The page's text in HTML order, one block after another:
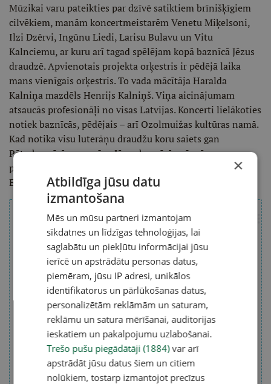
Mūzikai varu pateikties par dzīvē satiktiem brīnišķīgiem
cilvēkiem, manām koncertmeistarēm Venetu Miķelsoni,
Ilzi Dzērvi, Ingūnu Liedi, Larisu Bulavu un Vitu
Kalnciemu, ar kuru arī tagad spēlējam kopā baznīcā Jēzus
draudzē. Apvienotais projekta orķestris ir pēdējā laika
mans vienīgais orķestris. To vada mācītāja Haralda
Kalniņa mazdēls Henrijs Kalniņš. Viņa aicinājumam
atsaucās profesionāļi no visas Latvijas. Koncerti lielākoties
notiek baznīcās, pēdējais – arī Ozolmuižas kultūras namā.
Kad notika visu luterāņu draudžu koru saiets gan
Pēterbaznīcā, gan mūsu Jēzus baznīcā, arī mēs
piedalījāmies. Koncertu daudz, ar labām atsauksmēm.
Esam neliels orķestris, taču gandarījums liels.
Aptauja
Kas jums šķiet svarīgākais, lai cilvēks būtu
veiksmīgs?
×
Atbildīga jūsu datu
izmantošana
Mēs un mūsu partneri izmantojam
sīkdatnes un līdzīgas tehnoloģijas, lai
saglabātu un piekļūtu informācijai jūsu
ierīcē un apstrādātu personas datus,
piemēram, jūsu IP adresi, unikālos
identifikatorus un pārlūkošanas datus,
personalizētām reklāmām un saturam,
reklāmu un satura mērīšanai, auditorijas
ieskatiem un pakalpojumu uzlabošanai.
Trešo pušu piegādātāji (1884)var arī
apstrādāt jūsu datus šiem un citiem
nolūkiem, tostarp izmantojot precīzus